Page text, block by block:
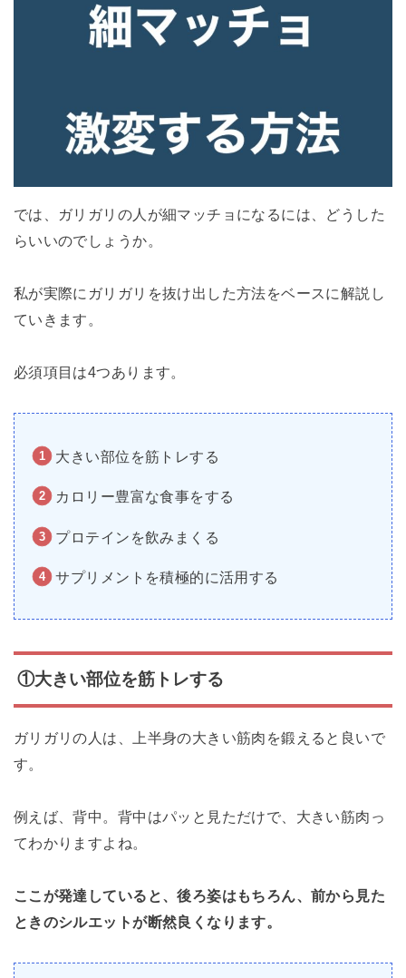
では、ガリガリの人が細マッチョになるには、どうした
らいいのでしょうか。
私が実際にガリガリを抜け出した方法をベースに解説し
ていきます。
必須項目は4つあります。
大きい部位を筋トレする
カロリー豊富な食事をする
プロテインを飲みまくる
サプリメントを積極的に活用する
①大きい部位を筋トレする
ガリガリの人は、上半身の大きい筋肉を鍛えると良いで
す。
例えば、背中。背中はパッと見ただけで、大きい筋肉っ
てわかりますよね。
ここが発達していると、後ろ姿はもちろん、前から見た
ときのシルエットが断然良くなります。